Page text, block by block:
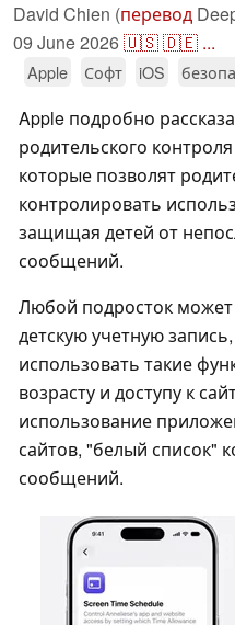
David Chien (перевод
09 June 2026🇺🇸🇩🇪 ...
Apple Софт iOS
Apple подробно
родительского
которые позволят
контролировать
защищая детей от
сообщений.
Любой подросток
детскую учетную
использовать такие
возрасту и доступу к
использование
сайтов, "белый список"
сообщений.